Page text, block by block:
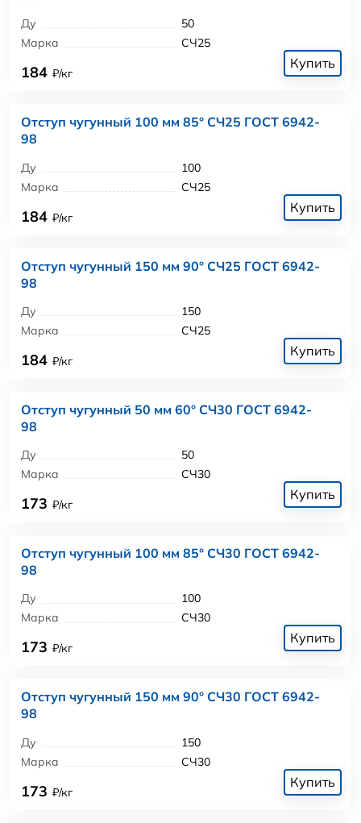
Ду
50
Марка
СЧ25
184 ₽/кг
Купить
Отступ чугунный 100 мм 85° СЧ25 ГОСТ 6942-
98
Ду
100
Марка
СЧ25
184 ₽/кг
Купить
Отступ чугунный 150 мм 90° СЧ25 ГОСТ 6942-
98
Ду
150
Марка
СЧ25
184 ₽/кг
Купить
Отступ чугунный 50 мм 60° СЧ30 ГОСТ 6942-
98
Ду
50
Марка
СЧ30
173 ₽/кг
Купить
Отступ чугунный 100 мм 85° СЧ30 ГОСТ 6942-
98
Ду
100
Марка
СЧ30
173 ₽/кг
Купить
Отступ чугунный 150 мм 90° СЧ30 ГОСТ 6942-
98
Ду
150
Марка
СЧ30
173 ₽/кг
Купить